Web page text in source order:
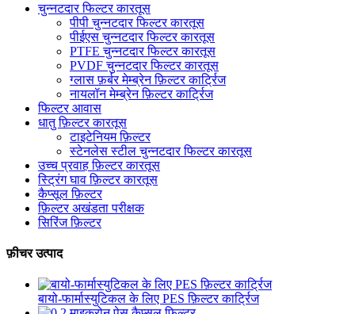
चुन्नटदार फिल्टर कारतूस
पीपी चुन्नटदार फिल्टर कारतूस
पीईएस चुन्नटदार फिल्टर कारतूस
PTFE चुन्नटदार फिल्टर कारतूस
PVDF चुन्नटदार फिल्टर कारतूस
ग्लास फ़र्बर मेम्ब्रेन फ़िल्टर कार्ट्रिज
नायलॉन मेम्ब्रेन फ़िल्टर कार्ट्रिज
फिल्टर आवास
धातु फ़िल्टर कारतूस
टाइटेनियम फ़िल्टर
स्टेनलेस स्टील चुन्नटदार फिल्टर कारतूस
उच्च प्रवाह फ़िल्टर कारतूस
स्ट्रिंग घाव फ़िल्टर कारतूस
कैप्सूल फ़िल्टर
फ़िल्टर अखंडता परीक्षक
सिरिंज फ़िल्टर
फ़ीचर उत्पाद
बायो-फार्मास्युटिकल के लिए PES फ़िल्टर कार्ट्रिज